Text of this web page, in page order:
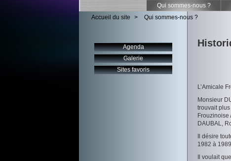
Qui sommes-nous ?
Accueil du site > Qui sommes-nous ?
L’Amicale
Monsieur
trouvait plus
Frouzinoise
DAUBAL,
Il désire
1982 à
Il voulait
Agenda
Galerie
Sites favoris